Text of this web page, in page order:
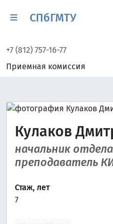
СПбГМТУ
+7 (812) 757-16-77
Приемная комиссия
Кулаков
начальник
преподаватель
Стаж, лет
7